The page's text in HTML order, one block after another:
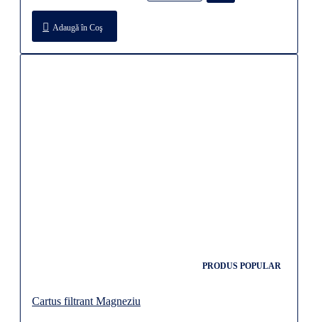
Adaugă în Coş
PRODUS POPULAR
Cartus filtrant Magneziu